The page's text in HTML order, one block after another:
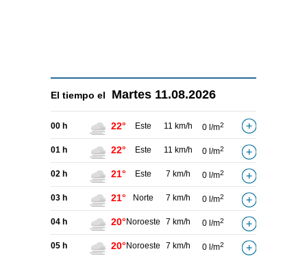
El tiempo el Martes 11.08.2026
00 h 22° Este 11 km/h 0 l/m2
01 h 22° Este 11 km/h 0 l/m2
02 h 21° Este 7 km/h 0 l/m2
03 h 21° Norte 7 km/h 0 l/m2
04 h 20° Noroeste 7 km/h 0 l/m2
05 h 20° Noroeste 7 km/h 0 l/m2